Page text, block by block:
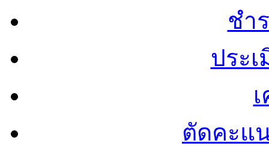
ชำ
ประ
ตัดคะแ